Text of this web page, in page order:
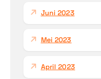
Juni 2023
Mei 2023
April 2023